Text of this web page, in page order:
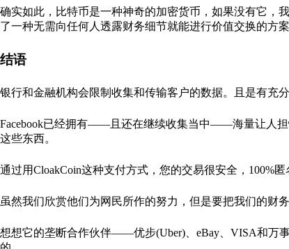
确实如此，比特币是一种神奇的加密货币，如果没有它，
了一种无需向任何人透露财务细节就能进行价值交换的方案
结语
银行和金融机构会限制收集和传输客户的数据。且是有充
Facebook已经拥有——且还在继续收集当中——海量让人担
这些东西。
通过用CloakCoin这种支付方式，您的交易很安全，100%
虽然我们欣赏他们为网民所作的努力，但是要把我们的财
想想它的垄断合作伙伴——优步(Uber)、eBay、VISA和万